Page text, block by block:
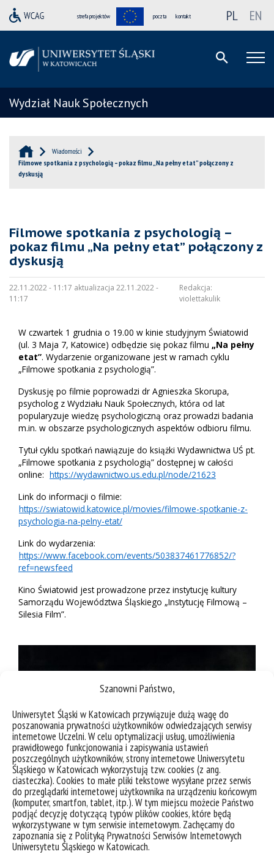
Szanowni Państwo,
Uniwersytet Śląski w Katowicach przywiązuje dużą wagę do
poszanowania prywatności użytkowników odwiedzających serwisy
internetowe Uczelni. W celu optymalizacji usług, umożliwienia
prawidłowego funkcjonowania i zapisywania ustawień
poszczególnych użytkowników, strony internetowe Uniwersytetu
Śląskiego w Katowicach wykorzystują tzw. cookies (z ang.
ciasteczka). Cookies to małe pliki tekstowe wysyłane przez serwis
do przeglądarki internetowej użytkownika na urządzeniu końcowym
(komputer, smartfon, tablet, itp.). W tym miejscu możecie Państwo
podjąć decyzję dotyczącą typów plików cookies, które będą
wykorzystywane w tym serwisie internetowym. Zachęcamy do
zapoznania się z Polityką Prywatności Serwisów Internetowych
Uniwersytetu Śląskiego w Katowicach.
strefa projektów poczta kontakt PL EN
Wydział Nauk Społecznych
Wiadomości
Filmowe spotkania z psychologią – pokaz filmu „Na pełny etat” połączony z
dyskusją
Filmowe spotkania z psychologią –
pokaz filmu „Na pełny etat” połączony z
dyskusją
22.11.2022 - 11:17 aktualizacja 22.11.2022 -
11:17
Redakcja:
violettakulik
W czwartek 1 grudnia o 19.00 w kinie studyjnym Światowid
(ul. 3 Maja 7, Katowice) odbędzie się pokaz filmu „Na pełny
etat”. Wydarzenie organizowane jest w ramach cyklu
„Filmowe spotkania z psychologią”.
Dyskusję po filmie poprowadzi dr Agnieszka Skorupa,
psycholog z Wydziału Nauk Społecznych, która od lat
popularyzuje wiedzę psychologiczną oraz prowadzi badania
m.in. w obszarze psychologicznych aspektów odbioru filmu.
Tytuł cyklu spotkań nawiązuje do książki Wydawnictwa UŚ pt.
„Filmowe spotkania z psychologią” dostępnej w całości
online: https://wydawnictwo.us.edu.pl/node/21623
Link do informacji o filmie:
https://swiatowid.katowice.pl/movies/filmowe-spotkanie-z-
psychologia-na-pelny-etat/
Link do wydarzenia:
https://www.facebook.com/events/503837461776852/?
ref=newsfeed
Kino Światowid jest prowadzone przez instytucję kultury
Samorządu Województwa Śląskiego „Instytucję Filmową –
Silesia Film”.